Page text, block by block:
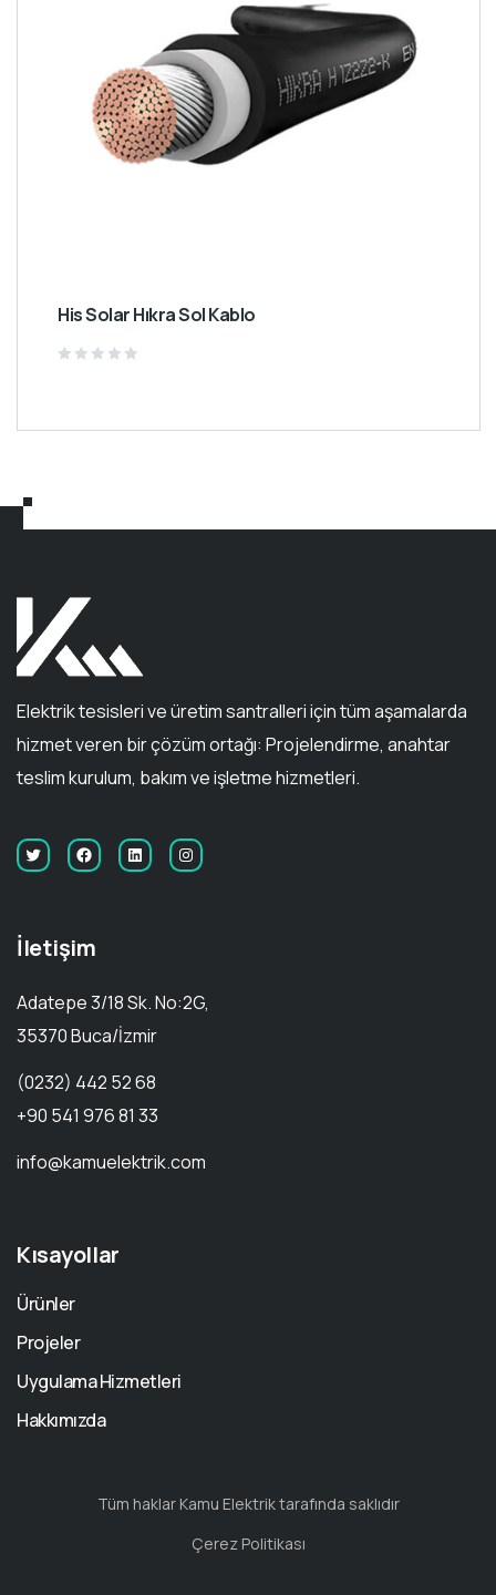
His Solar Hıkra Sol Kablo
5
Elektrik tesisleri ve üretim santralleri için tüm aşamalarda
hizmet veren bir çözüm ortağı: Projelendirme, anahtar
teslim kurulum, bakım ve işletme hizmetleri.
İletişim
Adatepe 3/18 Sk. No:2G,
35370 Buca/İzmir
(0232) 442 52 68
+90 541 976 81 33
info@kamuelektrik.com
Kısayollar
Ürünler
Projeler
Uygulama Hizmetleri
Hakkımızda
Tüm haklar Kamu Elektrik tarafında saklıdır
Çerez Politikası